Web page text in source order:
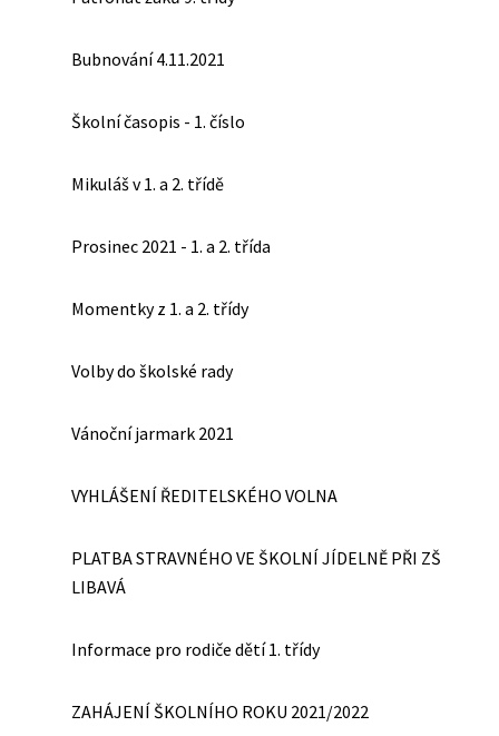
Bubnování 4.11.2021
Školní časopis - 1. číslo
Mikuláš v 1. a 2. třídě
Prosinec 2021 - 1. a 2. třída
Momentky z 1. a 2. třídy
Volby do školské rady
Vánoční jarmark 2021
VYHLÁŠENÍ ŘEDITELSKÉHO VOLNA
PLATBA STRAVNÉHO VE ŠKOLNÍ JÍDELNĚ PŘI ZŠ
LIBAVÁ
Informace pro rodiče dětí 1. třídy
ZAHÁJENÍ ŠKOLNÍHO ROKU 2021/2022